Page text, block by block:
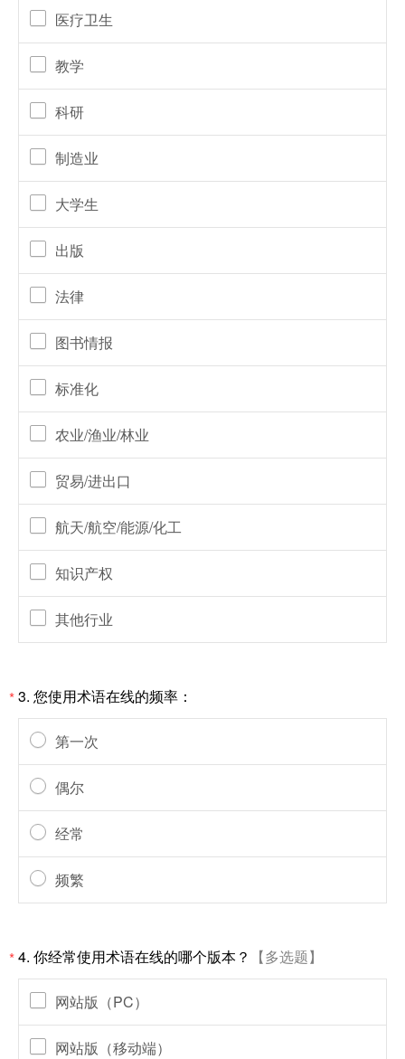
医疗卫生
教学
科研
制造业
大学生
出版
法律
图书情报
标准化
农业/渔业/林业
贸易/进出口
航天/航空/能源/化工
知识产权
其他行业
*3. 您使用术语在线的频率：
第一次
偶尔
经常
频繁
*4. 你经常使用术语在线的哪个版本？ 【多选题】
网站版（PC）
网站版（移动端）